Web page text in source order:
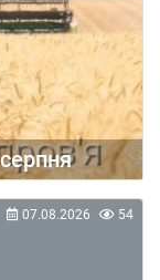
07.08.2026 54